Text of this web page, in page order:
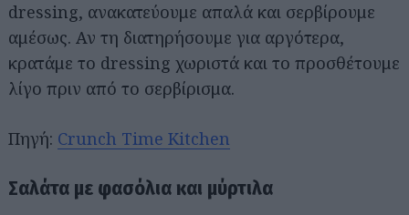
dressing, ανακατεύουμε απαλά και σερβίρουμε
αμέσως. Αν τη διατηρήσουμε για αργότερα,
κρατάμε το dressing χωριστά και το προσθέτουμε
λίγο πριν από το σερβίρισμα.
Πηγή: Crunch Time Kitchen
Σαλάτα με φασόλια και μύρτιλα
Αναζήτηση
για...